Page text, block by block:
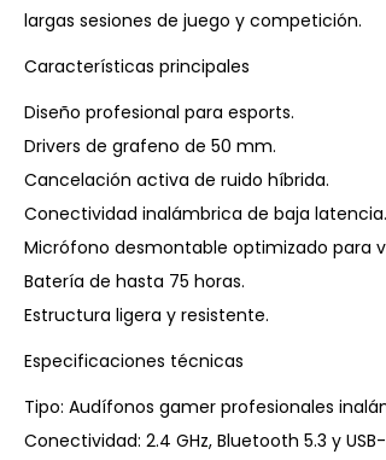
largas sesiones de juego y competición.
Características principales
Diseño profesional para esports.
Drivers de grafeno de 50 mm.
Cancelación activa de ruido híbrida.
Conectividad inalámbrica de baja latencia.
Micrófono desmontable optimizado para
Batería de hasta 75 horas.
Estructura ligera y resistente.
Especificaciones técnicas
Tipo: Audífonos gamer profesionales
Conectividad: 2.4 GHz, Bluetooth 5.3 y